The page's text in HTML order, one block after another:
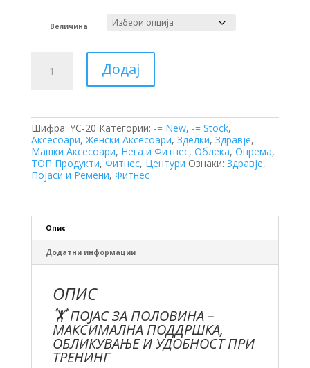
Величина
Додај
Шифра: YC-20 Категории: -= New, -= Stock,
Аксесоари,Женски Аксесоари, Зделки, Здравје,
Машки Аксесоари, Нега и Фитнес, Облека, Опрема,
ТОП Продукти, Фитнес, Центури Ознаки: Здравје,
Појаси и Ремени, Фитнес
Опис
Додатни информации
ОПИС
🏋️ ПОЈАС ЗА ПОЛОВИНА –
МАКСИМАЛНА ПОДДРШКА,
ОБЛИКУВАЊЕ И УДОБНОСТ ПРИ
ТРЕНИНГ